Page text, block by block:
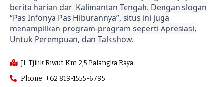
berita harian dari Kalimantan Tengah. Dengan slogan
“Pas Infonya Pas Hiburannya”, situs ini juga
menampilkan program-program seperti Apresiasi,
Untuk Perempuan, dan Talkshow.
Jl. Tjilik Riwut Km 2,5 Palangka Raya
Phone: +62 819-1555-6795